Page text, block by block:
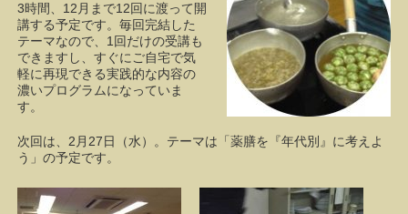
3時間、12月まで12回に渡って開
講する予定です。毎回完結した
テーマなので、1回だけの受講も
できますし、すぐにご自宅で気
軽に再現できる実践的な内容の
濃いプログラムになっていま
す。
次回は、2月27日（水）。テーマは「薬膳を『年代別』に考えよ
う」の予定です。